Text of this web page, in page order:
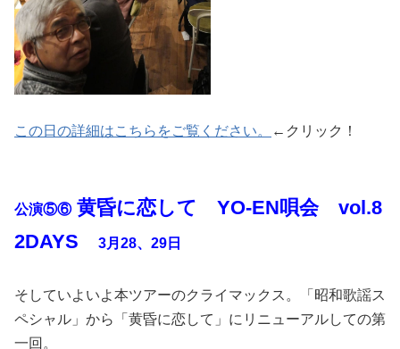
この日の詳細はこちらをご覧ください。 ←クリック！
公演⑤⑥黄昏に恋して YO-EN唄会 vol.8
2DAYS
3月28、29日
そしていよいよ本ツアーのクライマックス。「昭和歌謡ス
ペシャル」から「黄昏に恋して」にリニューアルしての第
一回。